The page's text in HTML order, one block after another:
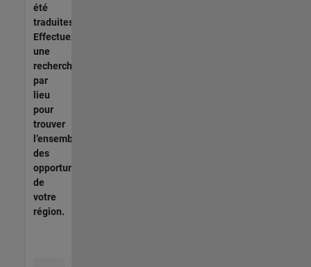
été
traduites.
Effectuez
une
recherche
par
lieu
pour
trouver
l’ensemble
des
opportunités
de
votre
région.